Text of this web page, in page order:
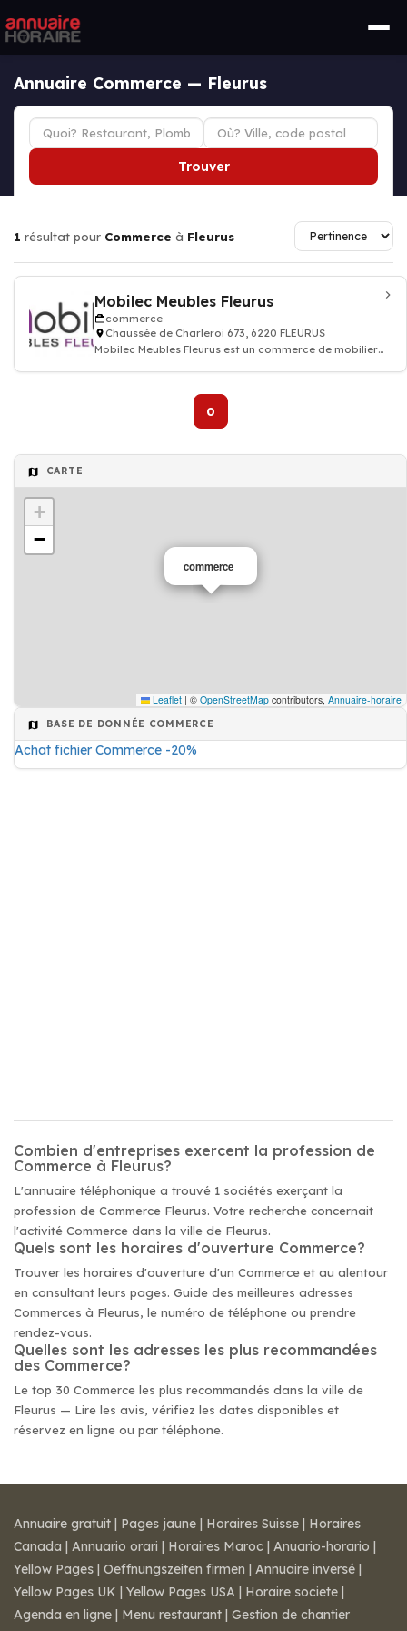
Annuaire Commerce — Fleurus
Trouver
1 résultat pour Commerce à Fleurus
Mobilec Meubles Fleurus
commerce
Chaussée de Charleroi 673, 6220 FLEURUS
Mobilec Meubles Fleurus est un commerce de mobilier
0
CARTE
commerce
+
−
Leaflet | © OpenStreetMap contributors, Annuaire-horaire
BASE DE DONNÉE COMMERCE
Achat fichier Commerce -20%
Combien d'entreprises exercent la profession de
Commerce à Fleurus?
L'annuaire téléphonique a trouvé 1 sociétés exerçant la
profession de Commerce Fleurus. Votre recherche concernait
l'activité Commerce dans la ville de Fleurus.
Quels sont les horaires d'ouverture Commerce?
Trouver les horaires d'ouverture d'un Commerce et au alentour
en consultant leurs pages. Guide des meilleures adresses
Commerces à Fleurus, le numéro de téléphone ou prendre
rendez-vous.
Quelles sont les adresses les plus recommandées
des Commerce?
Le top 30 Commerce les plus recommandés dans la ville de
Fleurus — Lire les avis, vérifiez les dates disponibles et
réservez en ligne ou par téléphone.
Annuaire gratuit | Pages jaune | Horaires Suisse | Horaires
Canada | Annuario orari | Horaires Maroc | Anuario-horario |
Yellow Pages | Oeffnungszeiten firmen | Annuaire inversé |
Yellow Pages UK | Yellow Pages USA | Horaire societe |
Agenda en ligne | Menu restaurant | Gestion de chantier